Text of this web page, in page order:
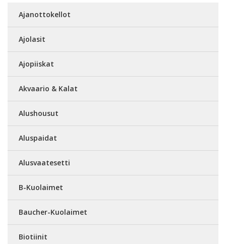
Ajanottokellot
Ajolasit
Ajopiiskat
Akvaario & Kalat
Alushousut
Aluspaidat
Alusvaatesetti
B-Kuolaimet
Baucher-Kuolaimet
Biotiinit